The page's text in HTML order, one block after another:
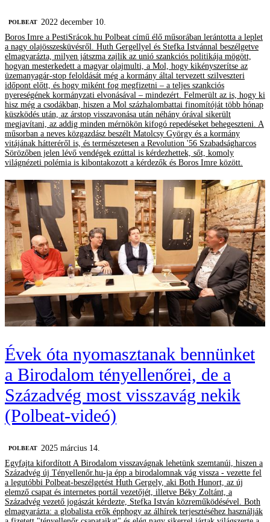
‎POLBEAT
2022 december 10.
Boros Imre a PestiSrácok.hu Polbeat című élő műsorában lerántotta a leplet
a nagy olajösszesküvésről. Huth Gergellyel és Stefka Istvánnal beszélgetve
elmagyarázta, milyen játszma zajlik az unió szankciós politikája mögött,
hogyan mesterkedett a magyar olajmulti, a Mol, hogy kikényszerítse az
üzemanyagár-stop feloldását még a kormány által tervezett szilveszteri
időpont előtt, és hogy miként fog megfizetni – a teljes szankciós
nyereségének kormányzati elvonásával – mindezért. Felmerült az is, hogy ki
hisz még a csodákban, hiszen a Mol százhalombattai finomítóját több hónap
küszködés után, az árstop visszavonása után néhány órával sikerült
megjavítani, az addig minden mérnökön kifogó repedéseket behegeszteni. A
műsorban a neves közgazdász beszélt Matolcsy György és a kormány
vitájának hátteréről is, és természetesen a Revolution '56 Szabadságharcos
Sörözőben jelen lévő vendégek ezúttal is kérdezhettek, sőt, komoly
világnézeti polémia is kibontakozott a kérdezők és Boros Imre között.
Évek óta nyomasztanak bennünket
a Birodalom tényellenőrei, de a
Századvég most visszavág nekik
(Polbeat-videó)
‎POLBEAT
2025 március 14.
Egyfajta kifordított A Birodalom visszavágnak lehetünk szemtanúi, hiszen a
Századvég új Tényellenőr.hu-ja épp a birodalomnak vág vissza - vezette fel
a legutóbbi Polbeat-beszélgetést Huth Gergely, aki Both Hunort, az új
elemző csapat és internetes portál vezetőjét, illetve Béky Zoltánt, a
Századvég vezető jogászát kérdezte, Stefka István közreműködésével. Both
elmagyarázta: a globalista erők épphogy az álhírek terjesztéséhez használják